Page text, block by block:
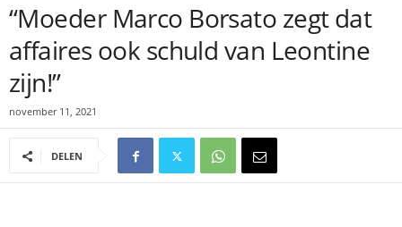
“Moeder Marco Borsato zegt dat
affaires ook schuld van Leontine
zijn!”
november 11, 2021
DELEN